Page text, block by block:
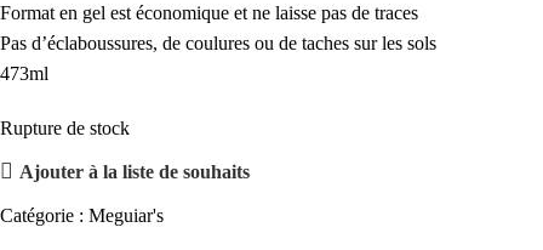
Format en gel est économique et ne laisse pas de traces
Pas d’éclaboussures, de coulures ou de taches sur les sols
473ml
Rupture de stock
Ajouter à la liste de souhaits
Catégorie : Meguiar's